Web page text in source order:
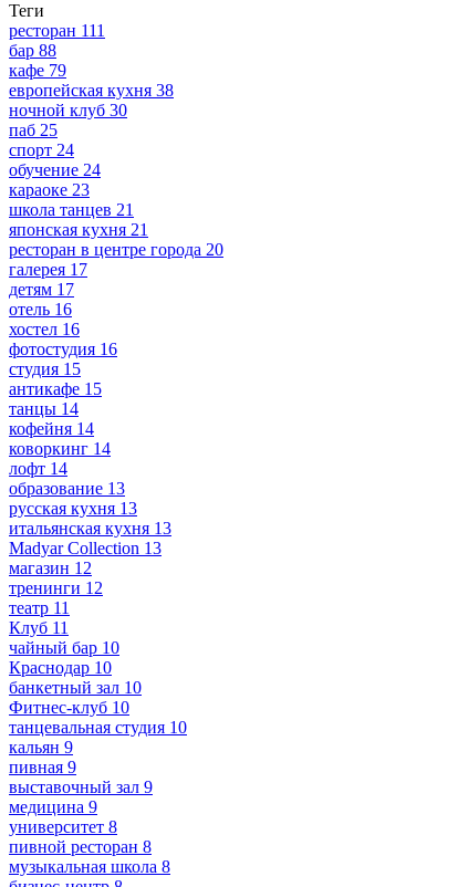
Теги
ресторан 111
бар 88
кафе 79
европейская кухня 38
ночной клуб 30
паб 25
спорт 24
обучение 24
караоке 23
школа танцев 21
японская кухня 21
ресторан в центре города 20
галерея 17
детям 17
отель 16
хостел 16
фотостудия 16
студия 15
антикафе 15
танцы 14
кофейня 14
коворкинг 14
лофт 14
образование 13
русская кухня 13
итальянская кухня 13
Madyar Collection 13
магазин 12
тренинги 12
театр 11
Клуб 11
чайный бар 10
Краснодар 10
банкетный зал 10
Фитнес-клуб 10
танцевальная студия 10
кальян 9
пивная 9
выставочный зал 9
медицина 9
университет 8
пивной ресторан 8
музыкальная школа 8